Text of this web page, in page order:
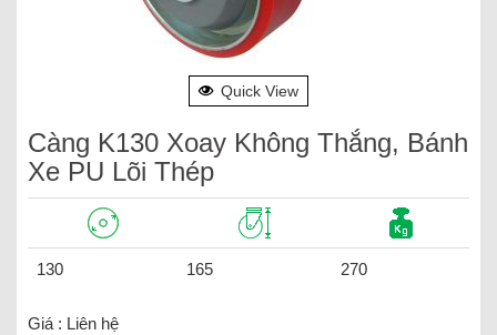
Quick View
Càng K130 Xoay Không Thắng, Bánh
Xe PU Lõi Thép
130 165 270
Giá : Liên hệ